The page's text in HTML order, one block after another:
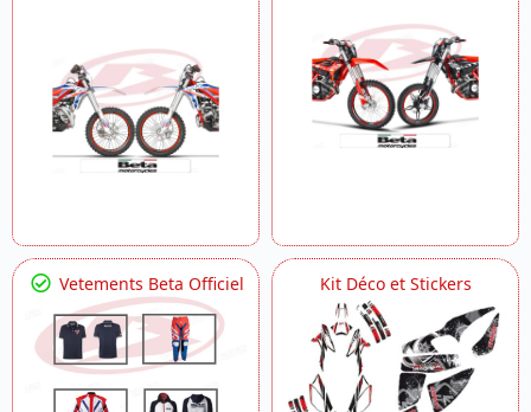
Vetements Beta Officiel Kit Déco et Stickers